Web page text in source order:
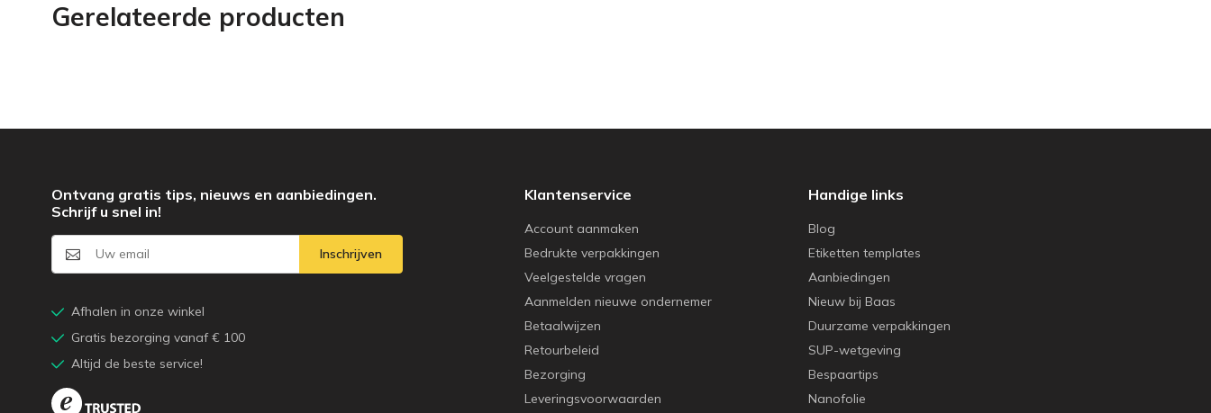
Gerelateerde producten
Klantenservice
Account aanmaken
Bedrukte verpakkingen
Veelgestelde vragen
Aanmelden nieuwe ondernemer
Betaalwijzen
Retourbeleid
Bezorging
Leveringsvoorwaarden
Handige links
Blog
Etiketten templates
Aanbiedingen
Nieuw bij Baas
Duurzame verpakkingen
SUP-wetgeving
Bespaartips
Nanofolie
Ontvang gratis tips, nieuws en aanbiedingen.
Schrijf u snel in!
Inschrijven
Afhalen in onze winkel
Gratis bezorging vanaf € 100
Altijd de beste service!